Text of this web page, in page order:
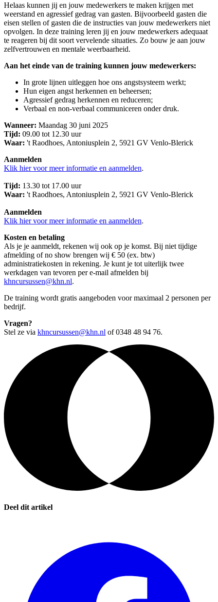
Helaas kunnen jij en jouw medewerkers te maken krijgen met
weerstand en agressief gedrag van gasten. Bijvoorbeeld gasten die
eisen stellen of gasten die de instructies van jouw medewerkers niet
opvolgen. In deze training leren jij en jouw medewerkers adequaat
te reageren bij dit soort vervelende situaties. Zo bouw je aan jouw
zelfvertrouwen en mentale weerbaarheid.
Aan het einde van de training kunnen jouw medewerkers:
In grote lijnen uitleggen hoe ons angstsysteem werkt;
Hun eigen angst herkennen en beheersen;
Agressief gedrag herkennen en reduceren;
Verbaal en non-verbaal communiceren onder druk.
Wanneer: Maandag 30 juni 2025
Tijd: 09.00 tot 12.30 uur
Waar: 't Raodhoes, Antoniusplein 2, 5921 GV Venlo-Blerick
Aanmelden
Klik hier voor meer informatie en aanmelden.
Tijd: 13.30 tot 17.00 uur
Waar: 't Raodhoes, Antoniusplein 2, 5921 GV Venlo-Blerick
Aanmelden
Klik hier voor meer informatie en aanmelden.
Kosten en betaling
Als je je aanmeldt, rekenen wij ook op je komst. Bij niet tijdige
afmelding of no show brengen wij € 50 (ex. btw)
administratiekosten in rekening. Je kunt je tot uiterlijk twee
werkdagen van tevoren per e-mail afmelden bij
khncursussen@khn.nl.
De training wordt gratis aangeboden voor maximaal 2 personen per
bedrijf.
Vragen?
Stel ze via khncursussen@khn.nl of 0348 48 94 76.
Deel dit artikel